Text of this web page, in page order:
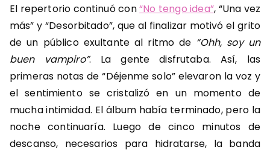
El repertorio continuó con“No tengo idea”, “Una vez
más” y “Desorbitado”, que al finalizar motivó el grito
de un público exultante al ritmo de “Ohh, soy un
buen vampiro”. La gente disfrutaba. Así, las
primeras notas de “Déjenme solo” elevaron la voz y
el sentimiento se cristalizó en un momento de
mucha intimidad. El álbum había terminado, pero la
noche continuaría. Luego de cinco minutos de
descanso, necesarios para hidratarse, la banda